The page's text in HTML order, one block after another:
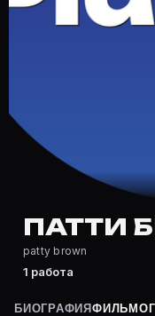
Где снимался
Патти Броун —
Где открыть
На Movie Planner:
ПАТТИ
patty brown
1 работа
БИОГРАФИЯ